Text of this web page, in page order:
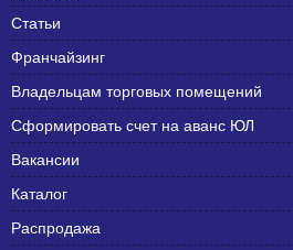
Статьи
Франчайзинг
Владельцам торговых помещений
Сформировать счет на аванс ЮЛ
Вакансии
Каталог
Распродажа